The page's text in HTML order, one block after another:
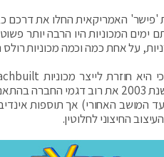
ימים המכוניות היו הרבה יותר
על אחת כמה וכמה מכוניות רולס
הלקוח. רולס רויס עצמה מייצרת מאז
האחורי) אך תוספות
החיצוני לחלוטין.